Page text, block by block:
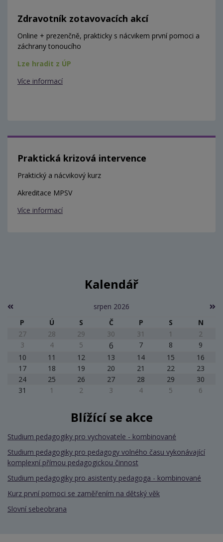
Zdravotník zotavovacích akcí
Online + prezenčně, prakticky s nácvikem první pomoci a
záchrany tonoucího
Lze hradit z ÚP
Více informací
Praktická krizová intervence
Praktický a nácvikový kurz
Akreditace MPSV
Více informací
Kalendář
srpen 2026
P
Ú S Č P S
N
27
28 29 30 31 1
2
3
4 5 6 7 8
9
10
11 12 13 14 15
16
17
18 19 20 21 22
23
24
25 26 27 28 29
30
31
1 2 3 4 5 6
Blížící se akce
Studium pedagogiky pro vychovatele - kombinované
Studium pedagogiky pro pedagogy volného času vykonávající
komplexní přímou pedagogickou činnost
Studium pedagogiky pro asistenty pedagoga - kombinované
Kurz první pomoci se zaměřením na dětský věk
Slovní sebeobrana